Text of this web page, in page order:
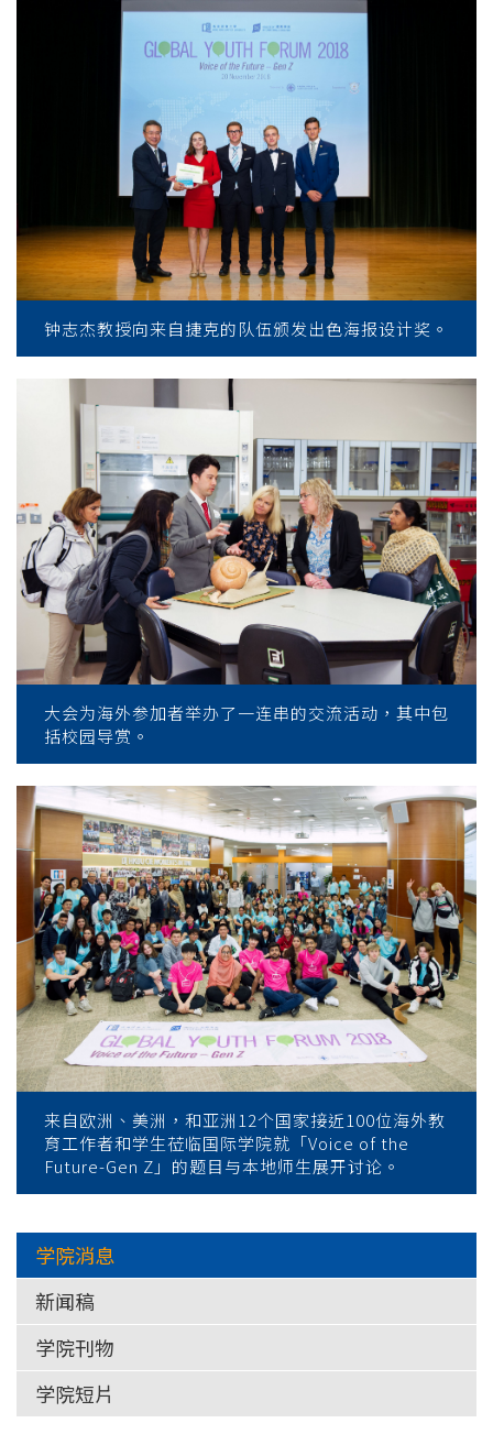
钟志杰教授向来自捷克的队伍颁发出色海报设计奖。
大会为海外参加者举办了一连串的交流活动，其中包
括校园导赏。
来自欧洲、美洲，和亚洲12个国家接近100位海外教
育工作者和学生莅临国际学院就「Voice of the
Future-Gen Z」的题目与本地师生展开讨论。
学院消息
新闻稿
学院刊物
学院短片